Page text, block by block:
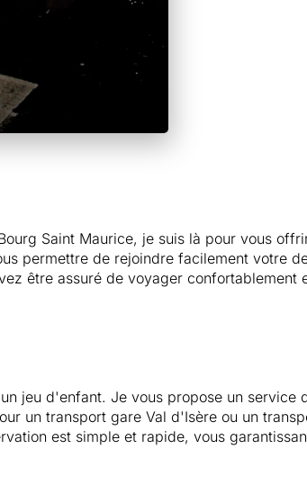
Saint Maurice, je suis là pour vous
permettre de rejoindre facilement votre
être assuré de voyager confortablement
jeu d'enfant. Je vous propose un
un transport gare Val d'Isère ou un
est simple et rapide, vous